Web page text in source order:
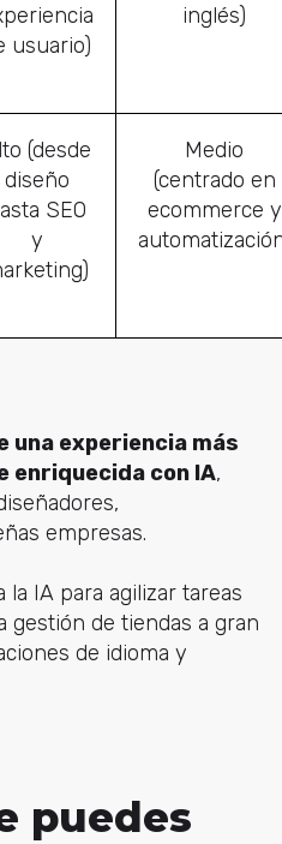
usuario)
inglés)
(desde
diseño
SEO
y
Medio
(centrado en
ecommerce y
una experiencia más
enriquecida con IA,
empresas.
la IA para agilizar tareas
gestión de tiendas a gran
de idioma y
puedes